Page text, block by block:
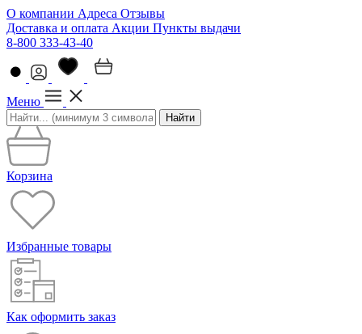
О компании Адреса Отзывы
Доставка и оплата Акции Пункты выдачи
8-800 333-43-40
Меню
Найти
Корзина
Избранные товары
Как оформить заказ